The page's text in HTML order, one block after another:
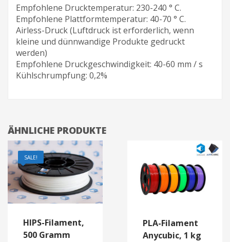
Empfohlene Drucktemperatur: 230-240 ° C.
Empfohlene Plattformtemperatur: 40-70 ° C.
Airless-Druck (Luftdruck ist erforderlich, wenn
kleine und dünnwandige Produkte gedruckt
werden)
Empfohlene Druckgeschwindigkeit: 40-60 mm / s
Kühlschrumpfung: 0,2%
ÄHNLICHE PRODUKTE
SALE!
HIPS-Filament,
500 Gramm
PLA-Filament
Anycubic, 1 kg